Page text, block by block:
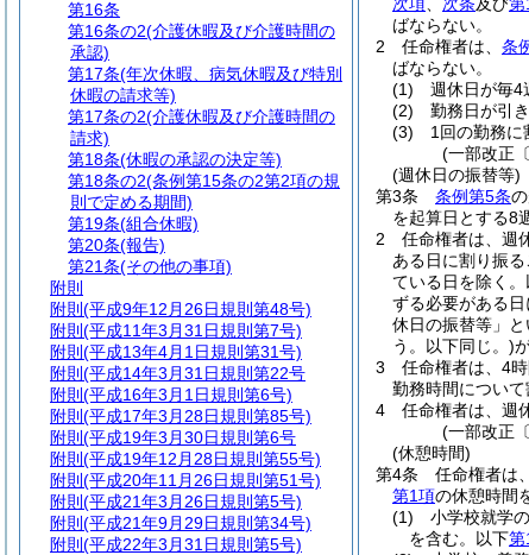
ばならない。
2
任命権者は、 条
ばならない。
(1)
週休日が毎4
(2)
勤務日が引
(3)
1回の勤務に
(一部改正
(週休日の振替等)
第3条
条例第5条
を起算日とする8
2
任命権者は、週
ある日に割り振
ている日を除く
ずる必要がある
休日の振替等」と
う。以下同じ。)
3
任命権者は、4
勤務時間について
4
任命権者は、週
(一部改正
(休憩時間)
第4条
任命権者は、
第1項の休憩時間
(1)
小学校就学
を含む。以下第
第16条
第16条の2(介護休暇及び介護時間の
承認)
第17条(年次休暇、病気休暇及び特別
休暇の請求等)
第17条の2(介護休暇及び介護時間の
請求)
第18条(休暇の承認の決定等)
第18条の2(条例第15条の2第2項の規
則で定める期間)
第19条(組合休暇)
第20条(報告)
第21条(その他の事項)
附則
附則 (平成9年12月26日規則第48号)
附則 (平成11年3月31日規則第7号)
附則 (平成13年4月1日規則第31号)
附則 (平成14年3月31日規則第22号
附則 (平成16年3月1日規則第6号)
附則 (平成17年3月28日規則第85号)
附則 (平成19年3月30日規則第6号
附則 (平成19年12月28日規則第55号)
附則 (平成20年11月26日規則第51号)
附則 (平成21年3月26日規則第5号)
附則 (平成21年9月29日規則第34号)
附則 (平成22年3月31日規則第5号)